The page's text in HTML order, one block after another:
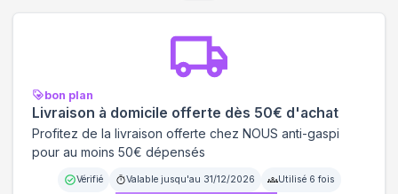
bon plan
Livraison à domicile offerte dès 50€ d'achat
Profitez de la livraison offerte chez NOUS anti-gaspi
pour au moins 50€ dépensés
Vérifié Valable jusqu'au 31/12/2026 Utilisé 6 fois